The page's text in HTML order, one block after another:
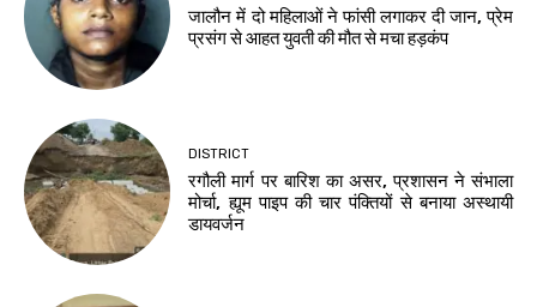
जालौन में दो महिलाओं ने फांसी लगाकर दी जान, प्रेम
प्रसंग से आहत युवती की मौत से मचा हड़कंप
DISTRICT
रगौली मार्ग पर बारिश का असर, प्रशासन ने संभाला
मोर्चा, ह्यूम पाइप की चार पंक्तियों से बनाया अस्थायी
डायवर्जन